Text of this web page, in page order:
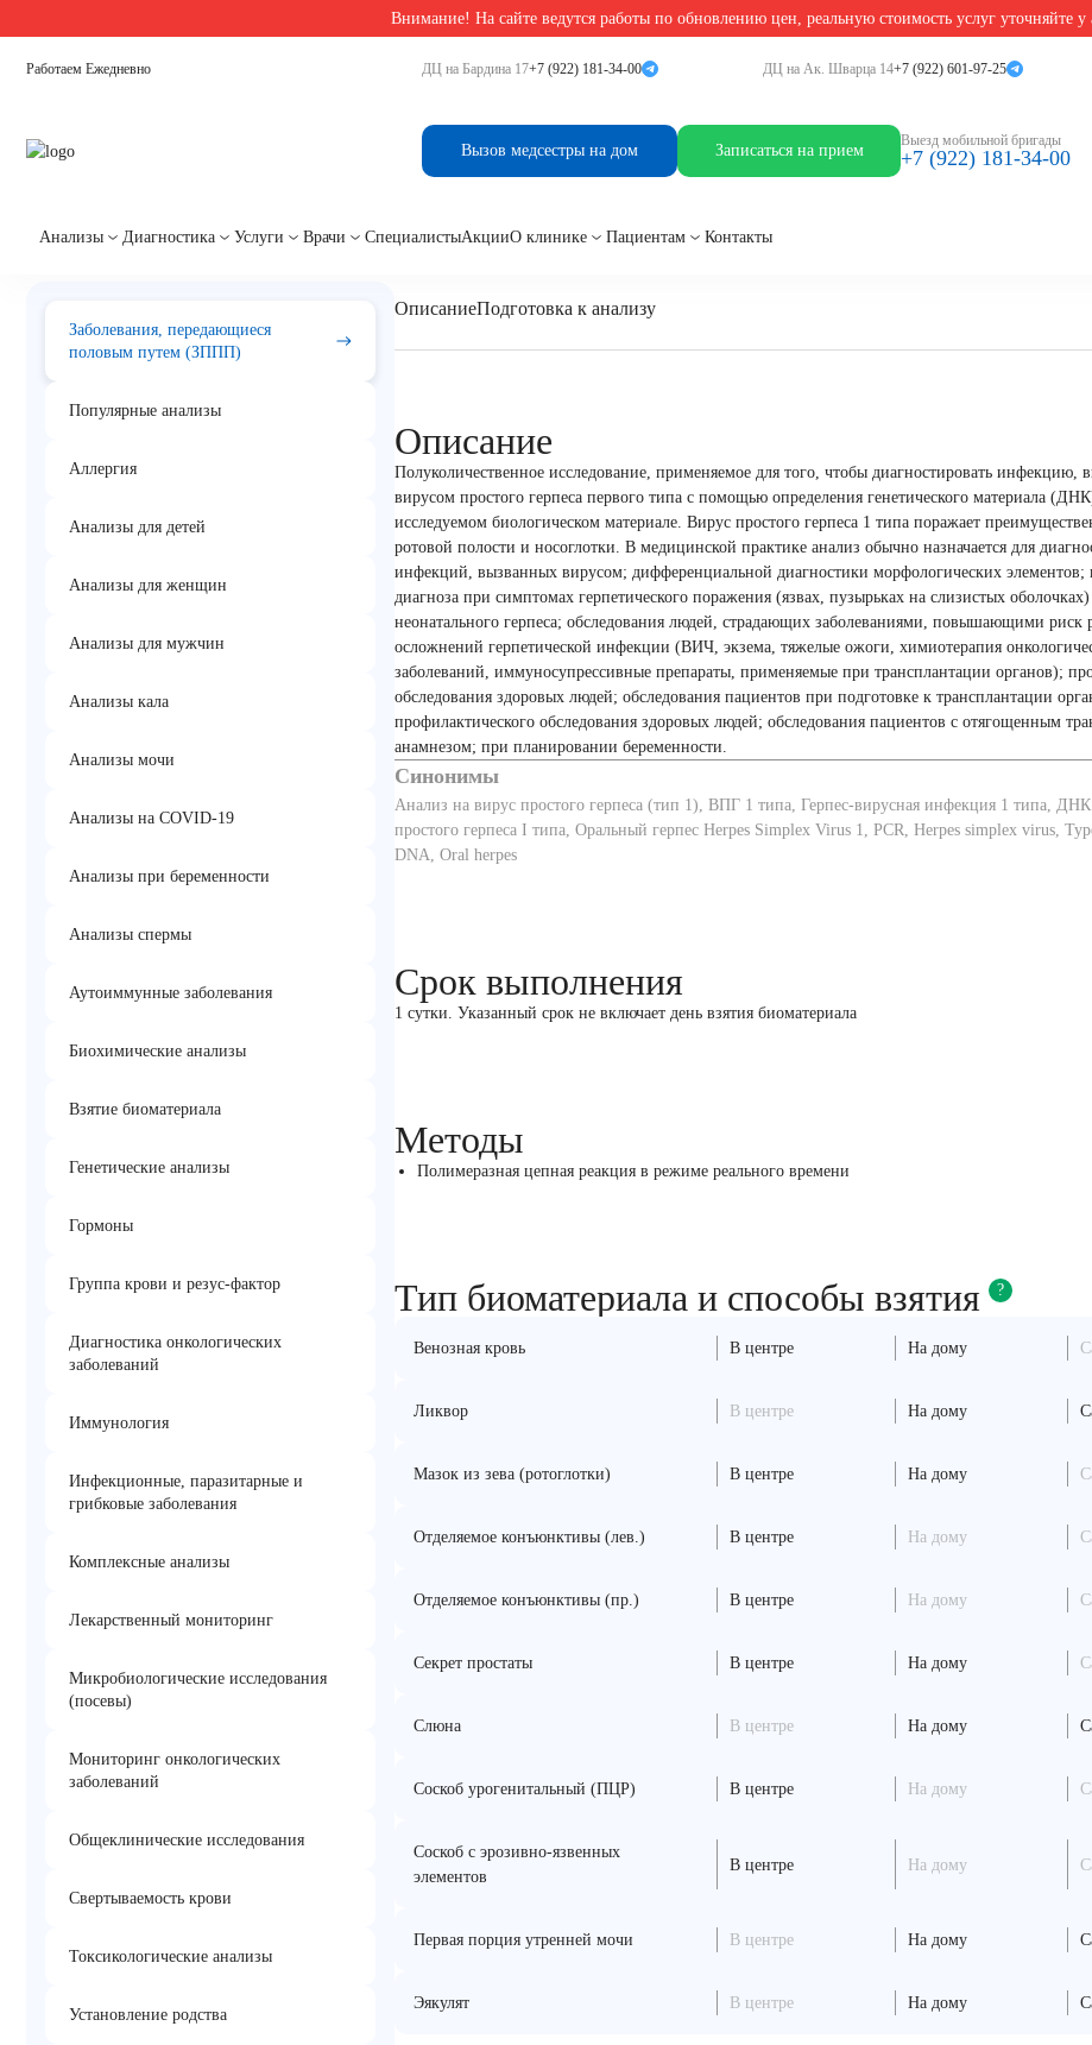
Внимание! На сайте ведутся работы по обновлению цен, реальную стоимость услуг уточняйте у
Работаем Ежедневно ДЦ на Бардина 17+7 (922) 181-34-00 ДЦ на Ак. Шварца 14+7 (922) 601-97-25
Вызов медсестры на дом Записаться на прием
Выезд мобильной бригады
+7 (922) 181-34-00
Анализы Диагностика Услуги Врачи СпециалистыАкцииО клинике Пациентам Контакты
Главная/Анализы на заболевания передающиеся половым путём Herpes Simplex Virus 1, ДНК [реал-тайм ПЦР]
Herpes Simplex Virus 1, ДНК [реал-тайм ПЦР]
Заболевания, передающиеся
половым путем (ЗППП)
Популярные анализы
Аллергия
Анализы для детей
Анализы для женщин
Анализы для мужчин
Анализы кала
Анализы мочи
Анализы на COVID-19
Анализы при беременности
Анализы спермы
Аутоиммунные заболевания
Биохимические анализы
Взятие биоматериала
Генетические анализы
Гормоны
Группа крови и резус-фактор
Диагностика онкологических
заболеваний
Иммунология
Инфекционные, паразитарные и
грибковые заболевания
Комплексные анализы
Лекарственный мониторинг
Микробиологические исследования
(посевы)
Мониторинг онкологических
заболеваний
Общеклинические исследования
Свертываемость крови
Токсикологические анализы
Установление родства
ОписаниеПодготовка к анализу
Описание
Полуколичественное исследование, применяемое для того, чтобы диагностировать инфекцию,
вирусом простого герпеса первого типа с помощью определения генетического материала
исследуемом биологическом материале. Вирус простого герпеса 1 типа поражает
ротовой полости и носоглотки. В медицинской практике анализ обычно назначается для
инфекций, вызванных вирусом; дифференциальной диагностики морфологических элементов;
диагноза при симптомах герпетического поражения (язвах, пузырьках на слизистых
неонатального герпеса; обследования людей, страдающих заболеваниями, повышающими риск
осложнений герпетической инфекции (ВИЧ, экзема, тяжелые ожоги, химиотерапия
заболеваний, иммуносупрессивные препараты, применяемые при трансплантации органов);
обследования здоровых людей; обследования пациентов при подготовке к трансплантации
профилактического обследования здоровых людей; обследования пациентов с отягощенным
анамнезом; при планировании беременности.
Синонимы
Анализ на вирус простого герпеса (тип 1), ВПГ 1 типа, Герпес-вирусная инфекция 1 типа, ДНК
простого герпеса I типа, Оральный герпес Herpes Simplex Virus 1, PCR, Herpes simplex virus,
DNA, Oral herpes
Срок выполнения
1 сутки. Указанный срок не включает день взятия биоматериала
Методы
Полимеразная цепная реакция в режиме реального времени
Тип биоматериала и способы взятия ?
Венозная кровь В центре На дому
Ликвор В центре На дому
Мазок из зева (ротоглотки) В центре На дому
Отделяемое конъюнктивы (лев.) В центре На дому
Отделяемое конъюнктивы (пр.) В центре На дому
Секрет простаты В центре На дому
Слюна В центре На дому
Соскоб урогенитальный (ПЦР) В центре На дому
Соскоб с эрозивно-язвенных
элементов
В центре На дому
Первая порция утренней мочи В центре На дому
Эякулят В центре На дому